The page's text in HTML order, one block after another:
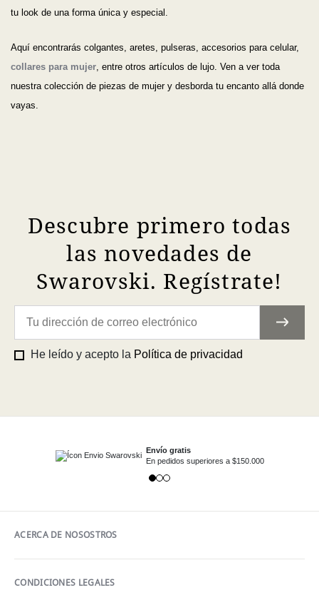
tu look de una forma única y especial.
Aquí encontrarás colgantes, aretes, pulseras, accesorios para celular,
collares para mujer, entre otros artículos de lujo. Ven a ver toda
nuestra colección de piezas de mujer y desborda tu encanto allá donde
vayas.
Descubre primero todas
las novedades de
Swarovski. Regístrate!
He leído y acepto la Política de privacidad
Envío gratis
En pedidos superiores a $150.000
ACERCA DE NOSOSTROS
CONDICIONES LEGALES